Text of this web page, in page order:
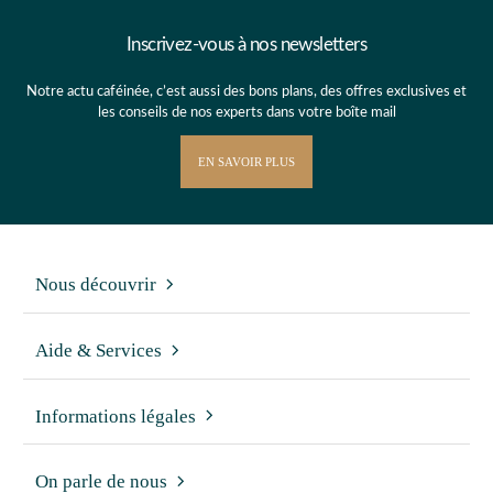
Inscrivez-vous à nos newsletters
Notre actu caféinée, c’est aussi des bons plans, des offres exclusives et
les conseils de nos experts dans votre boîte mail
EN SAVOIR PLUS
Nous découvrir
Aide & Services
Informations légales
On parle de nous